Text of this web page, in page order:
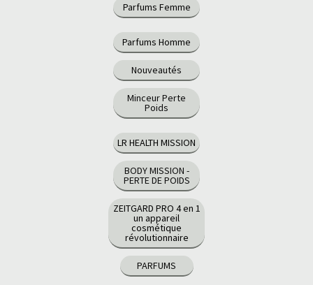
Parfums Femme
Parfums Homme
Nouveautés
Minceur Perte
Poids
LR HEALTH MISSION
BODY MISSION -
PERTE DE POIDS
ZEITGARD PRO 4 en 1
un appareil
cosmétique
révolutionnaire
PARFUMS